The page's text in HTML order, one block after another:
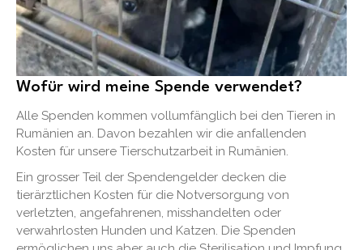
Wofür wird meine Spende verwendet?
Alle Spenden kommen vollumfänglich bei den Tieren in
Rumänien an. Davon bezahlen wir die anfallenden
Kosten für unsere Tierschutzarbeit in Rumänien.
Ein grosser Teil der Spendengelder decken die
tierärztlichen Kosten für die Notversorgung von
verletzten, angefahrenen, misshandelten oder
verwahrlosten Hunden und Katzen. Die Spenden